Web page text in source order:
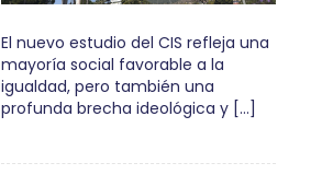
El nuevo estudio del CIS refleja una
mayoría social favorable a la
igualdad, pero también una
profunda brecha ideológica y […]